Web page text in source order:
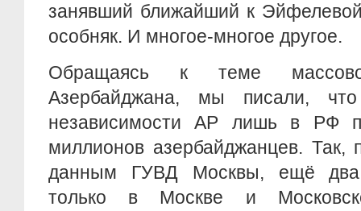
занявший ближайший к
особняк. И многое-многое другое.
Обращаясь к теме
Азербайджана, мы писали,
независимости АР лишь в РФ
миллионов азербайджанцев.
данным ГУВД Москвы, ещё два
только в Москве и